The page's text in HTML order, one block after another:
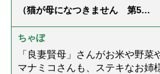
（猫が母になつきません 第500
ちゃぼ
「良妻賢母」さんがお米や野菜
マナミコさんも、ステキなお姉